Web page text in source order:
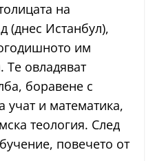
на
(днес Истанбул),
им
Те овладяват
боравене с
и математика,
теология. След
повечето от